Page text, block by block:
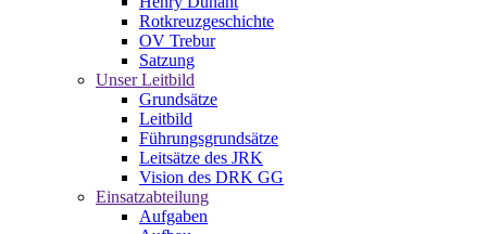
Rotkreuzgeschichte
OV Trebur
Satzung
Unser Leitbild
Grundsätze
Leitbild
Führungsgrundsätze
Leitsätze des JRK
Vision des DRK GG
Einsatzabteilung
Aufgaben